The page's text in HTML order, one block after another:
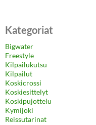
Kategoriat
Bigwater
Freestyle
Kilpailukutsu
Kilpailut
Koskicrossi
Koskiesittelyt
Koskipujottelu
Kymijoki
Reissutarinat